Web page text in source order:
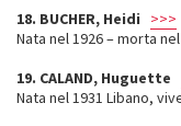
18. BUCHER, Heidi >>>
Nata nel 1926 – morta
19. CALAND, Huguette
Nata nel 1931 Libano,